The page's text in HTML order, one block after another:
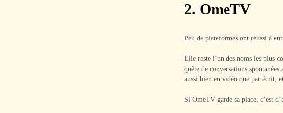
2. OmeTV
Peu de plateformes ont réussi à
Elle reste l’un des noms les plus
quête de conversations
aussi bien en vidéo que par écrit,
Si OmeTV garde sa place, c’est